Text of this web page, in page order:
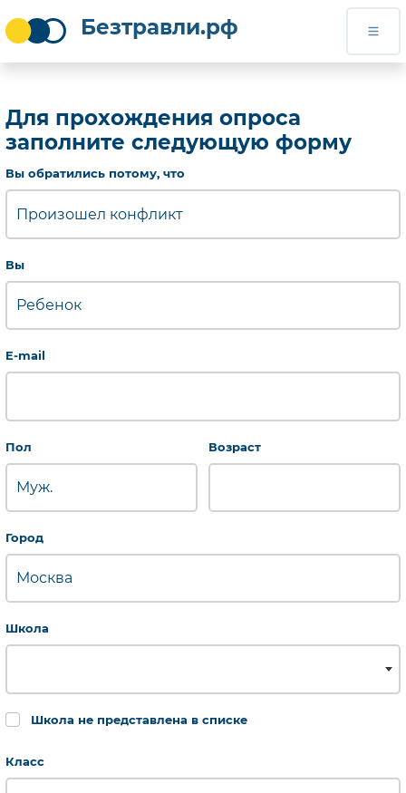
Безтравли.рф
Безтравли.рф
Для прохождения опроса
заполните следующую форму
Вы обратились потому, что
ВыОбязательно для заполнения
E-mail
Пол Обязательно для заполненияВозраст
Город
Школа
Школа не представлена в списке
Класс